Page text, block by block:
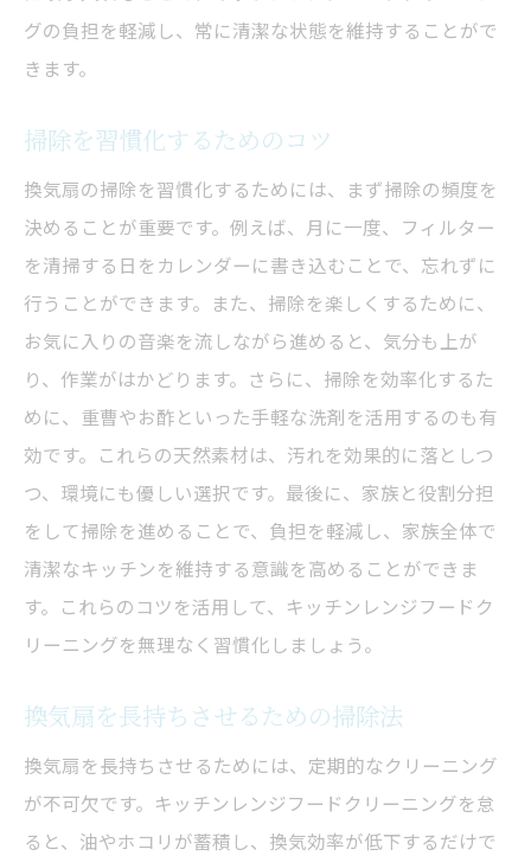
グの負担を軽減し、常に清潔な状態を維持することがで
きます。
掃除を習慣化するためのコツ
換気扇の掃除を習慣化するためには、まず掃除の頻度を
決めることが重要です。例えば、月に一度、フィルター
を清掃する日をカレンダーに書き込むことで、忘れずに
行うことができます。また、掃除を楽しくするために、
お気に入りの音楽を流しながら進めると、気分も上が
り、作業がはかどります。さらに、掃除を効率化するた
めに、重曹やお酢といった手軽な洗剤を活用するのも有
効です。これらの天然素材は、汚れを効果的に落としつ
つ、環境にも優しい選択です。最後に、家族と役割分担
をして掃除を進めることで、負担を軽減し、家族全体で
清潔なキッチンを維持する意識を高めることができま
す。これらのコツを活用して、キッチンレンジフードク
リーニングを無理なく習慣化しましょう。
換気扇を長持ちさせるための掃除法
換気扇を長持ちさせるためには、定期的なクリーニング
が不可欠です。キッチンレンジフードクリーニングを怠
ると、油やホコリが蓄積し、換気効率が低下するだけで